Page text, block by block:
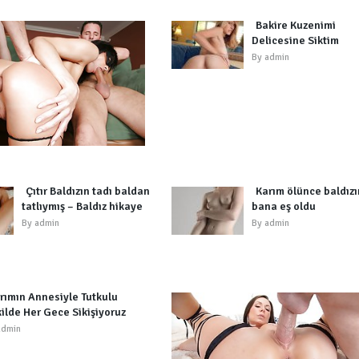
olanlar
güzeldir
Bakire Kuzenimi
Delicesine Siktim
By admin
Çıtır Baldızın tadı baldan
tatlıymış – Baldız hikaye
By admin
Karım ölünce
bana eş oldu
By admin
Annesiyle Tutkulu
Her Gece Sikişiyoruz